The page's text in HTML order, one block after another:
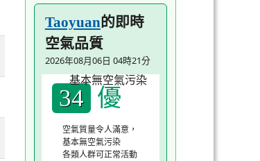
Taoyuan的即時
空氣品質
2026年08月06日 04時21分
34 優
空氣質量令人滿意，
基本無空氣污染
各類人群可正常活動